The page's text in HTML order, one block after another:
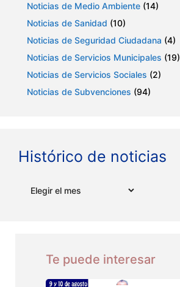
Noticias de Medio Ambiente (14)
Noticias de Sanidad (10)
Noticias de Seguridad Ciudadana (4)
Noticias de Servicios Municipales (19)
Noticias de Servicios Sociales (2)
Noticias de Subvenciones (94)
Histórico de noticias
Te puede interesar